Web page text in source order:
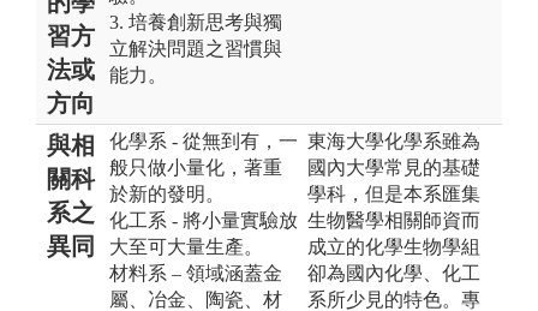
習方
法或
方向
3. 培養創新思考與獨
立解決問題之習慣與
能力。
與相
關科
系之
異同
化學系 - 從無到有，一
般只做小量化，著重
於新的發明。
化工系 - 將小量實驗放
大至可大量生產。
材料系 – 領域涵蓋金
屬、冶金、陶瓷、材
東海大學化學系雖為
國內大學常見的基礎
學科，但是本系匯集
生物醫學相關師資而
成立的化學生物學組
卻為國內化學、化工
系所少見的特色。專